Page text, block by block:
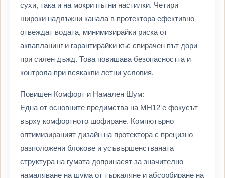
сухи, така и на мокри пътни настилки. Четири
широки надлъжни канала в протектора ефективно
отвеждат водата, минимизирайки риска от
аквапланинг и гарантирайки къс спирачен път дори
при силен дъжд. Това повишава безопасността и
контрола при всякакви летни условия.
Повишен Комфорт и Намален Шум:
Една от основните предимства на MH12 е фокусът
върху комфортното шофиране. Компютърно
оптимизираният дизайн на протектора с прецизно
разположени блокове и усъвършенстваната
структура на гумата допринасят за значително
намаляване на шума от търкаляне и абсорбиране на